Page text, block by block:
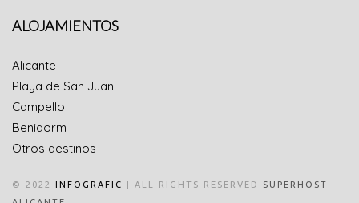
ALOJAMIENTOS
Alicante
Playa de San Juan
Campello
Benidorm
Otros destinos
© 2022 INFOGRAFIC | ALL RIGHTS RESERVED
SUPERHOST